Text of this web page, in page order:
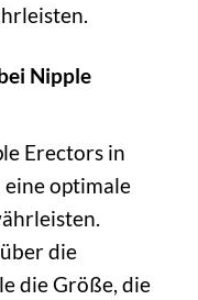
Nipple
Erectors in
eine optimale
die
die Größe, die